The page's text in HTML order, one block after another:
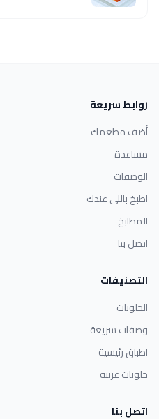
روابط سريعة
أضف مطعمك
مساعدة
الوصفات
اطبخ باللي عندك
المطابخ
اتصل بنا
التصنيفات
الحلويات
وصفات سريعة
اطباق رئيسية
حلويات غربية
اتصل بنا